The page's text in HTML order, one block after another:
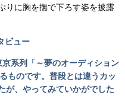
りに胸を撫で下ろす姿を披露
ビュー
系列「～夢のオーディション
ものです。普段とは違うカッ
が、やってみていかがでした